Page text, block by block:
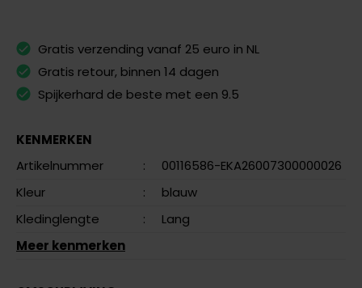
Gratis verzending vanaf 25 euro in NL
Gratis retour, binnen 14 dagen
Spijkerhard de beste met een 9.5
KENMERKEN
Artikelnummer
:
00116586-EKA26007300000026
Kleur
:
blauw
Kledinglengte
:
Lang
Meer kenmerken